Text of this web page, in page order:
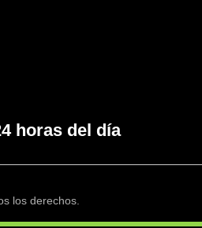
horas del día
los derechos.